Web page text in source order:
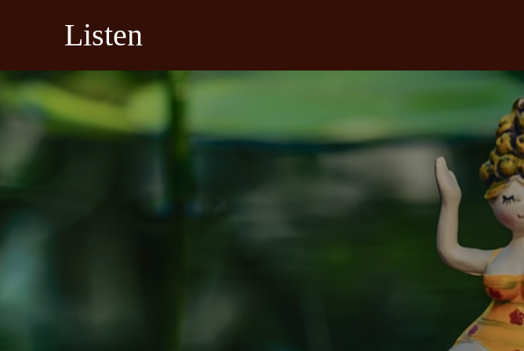
Listen
こ
こ